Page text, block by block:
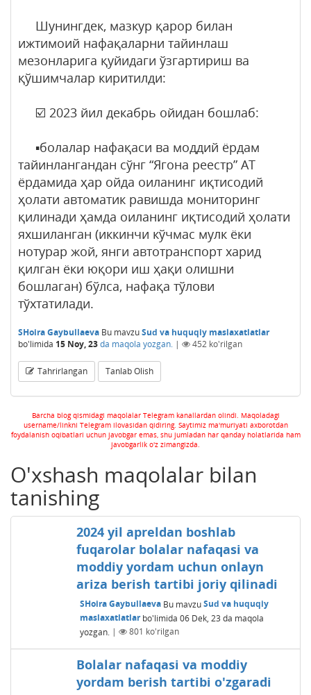
Шунингдек, мазкур қарор билан
ижтимоий нафақаларни тайинлаш
мезонларига қуйидаги ўзгартириш ва
қўшимчалар киритилди:
☑️ 2023 йил декабрь ойидан бошлаб:
▪️болалар нафақаси ва моддий ёрдам
тайинлангандан сўнг “Ягона реестр” АТ
ёрдамида ҳар ойда оиланинг иқтисодий
ҳолати автоматик равишда мониторинг
қилинади ҳамда оиланинг иқтисодий ҳолати
яхшиланган (иккинчи кўчмас мулк ёки
нотурар жой, янги автотранспорт харид
қилган ёки юқори иш ҳақи олишни
бошлаган) бўлса, нафақа тўлови
тўхтатилади.
SHoira Gaybullaeva Bu mavzuSud va huquqiy maslaxatlatlar
bo'limida 15 Noy, 23da maqola yozgan. | 452 ko'rilgan
Tahrirlangan Tanlab Olish
Barcha blog qismidagi maqolalar Telegram kanallardan olindi. Maqoladagi
username/linkni Telegram ilovasidan qidiring. Saytimiz ma'muriyati axborotdan
foydalanish oqibatlari uchun javobgar emas, shu jumladan har qanday holatlarida ham
javobgarlik o'z zimangizda.
O'xshash maqolalar bilan
tanishing
2024 yil apreldan boshlab
fuqarolar bolalar nafaqasi va
moddiy yordam uchun onlayn
ariza berish tartibi joriy qilinadi
SHoira Gaybullaeva Bu mavzuSud va huquqiy
maslaxatlatlarbo'limida 06 Dek, 23 da maqola
yozgan. | 801 ko'rilgan
Bolalar nafaqasi va moddiy
yordam berish tartibi o'zgaradi